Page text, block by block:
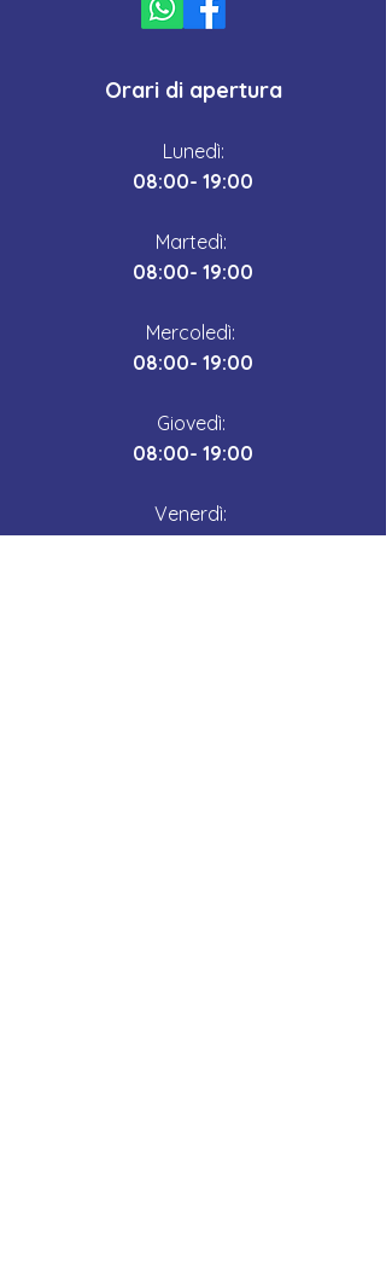
Orari di apertura
Lunedì:
08:00- 19:00
Martedì:
08:00- 19:00
Mercoledì:
08:00- 19:00
Giovedì: ​
08:00- 19:00
Venerdì: ​